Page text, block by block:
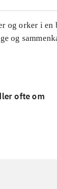
og orker i en
og
ofte om